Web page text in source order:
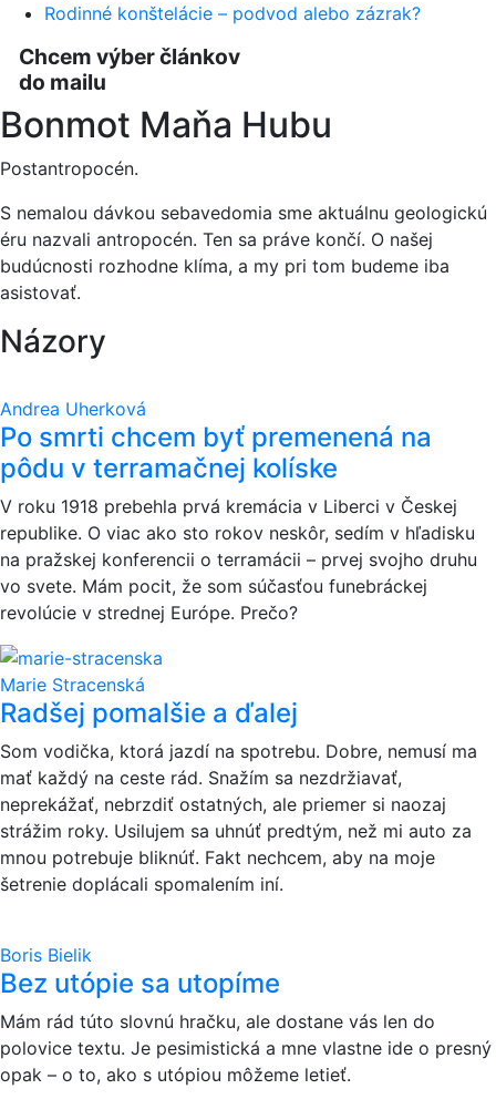
Rodinné konštelácie – podvod alebo zázrak?
Chcem výber článkov
do mailu
Bonmot Maňa Hubu
Postantropocén.
S nemalou dávkou sebavedomia sme aktuálnu geologickú
éru nazvali antropocén. Ten sa práve končí. O našej
budúcnosti rozhodne klíma, a my pri tom budeme iba
asistovať.
Názory
Andrea Uherková
Po smrti chcem byť premenená na
pôdu v terramačnej kolíske
V roku 1918 prebehla prvá kremácia v Liberci v Českej
republike. O viac ako sto rokov neskôr, sedím v hľadisku
na pražskej konferencii o terramácii – prvej svojho druhu
vo svete. Mám pocit, že som súčasťou funebráckej
revolúcie v strednej Európe. Prečo?
Marie Stracenská
Radšej pomalšie a ďalej
Som vodička, ktorá jazdí na spotrebu. Dobre, nemusí ma
mať každý na ceste rád. Snažím sa nezdržiavať,
neprekážať, nebrzdiť ostatných, ale priemer si naozaj
strážim roky. Usilujem sa uhnúť predtým, než mi auto za
mnou potrebuje bliknúť. Fakt nechcem, aby na moje
šetrenie doplácali spomalením iní.
Boris Bielik
Bez utópie sa utopíme
Mám rád túto slovnú hračku, ale dostane vás len do
polovice textu. Je pesimistická a mne vlastne ide o presný
opak – o to, ako s utópiou môžeme letieť.